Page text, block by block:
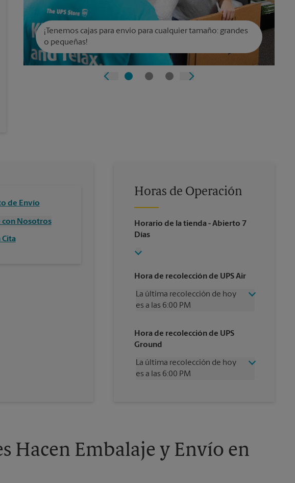
¡Tenemos cajas para envío para cualquier tamaño: grandes
o pequeñas!
de Envío
con Nosotros
Cita
Horas de Operación
Horario de la tienda - Abierto 7
Días
Hora de recolección de UPS Air
La última recolección de hoy
es a las 6:00 PM
Jueves
6:00 PM
Viernes
Sábado
12:00 PM
Domingo
Sin Recolección
Hora de recolección de UPS
Ground
La última recolección de hoy
es a las 6:00 PM
Domingo
Sin Recolección
Lunes
6:00 PM
Martes
Hacen Embalaje y Envío en